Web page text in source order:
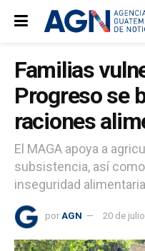
Familias
Progreso se
raciones
El MAGA apoya a
subsistencia, así
inseguridad
por AGN 20 de